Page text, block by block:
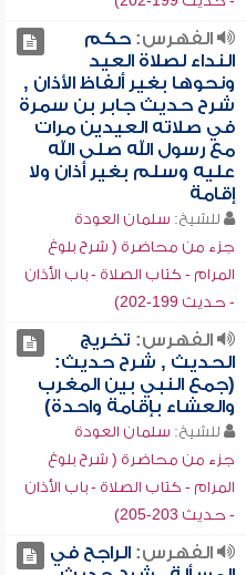
الفهرس:حكم
النداء لصلاة العيد
ونحوها بغير ألفاظ الأذان ,
شرح حديث جابر بن سمرة
في صلاته العيدين مرات
مع رسول الله صلى الله
عليه وسلم بغير أذان ولا
إقامة
للشيخ: سلمان العودة
جزء من محاضرة ( شرح بلوغ
المرام - كتاب الصلاة - باب الأذان
- حديث 199-202)
الفهرس: تخريج
الحديث , شرح حديث:
(جمع النبي بين المغرب
والعشاء بإقامة واحدة)
للشيخ: سلمان العودة
جزء من محاضرة ( شرح بلوغ
المرام - كتاب الصلاة - باب الأذان
- حديث 203-205)
الفهرس:الراجح في